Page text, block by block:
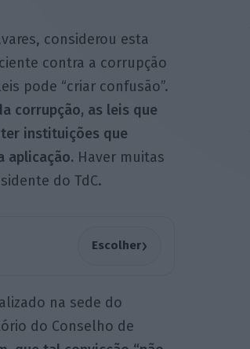
considerou esta
contra a corrupção
pode “criar confusão”.
corrupção, as leis que
instituições que
aplicação. Haver muitas
do TdC.
Escolher›
na sede do
do Conselho de